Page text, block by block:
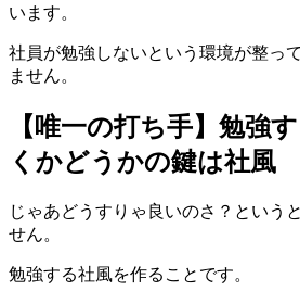
います。
社員が勉強しないという環境が整っ
ません。
【唯一の打ち手】勉強
くかどうかの鍵は社風
じゃあどうすりゃ良いのさ？という
せん。
勉強する社風を作ることです。